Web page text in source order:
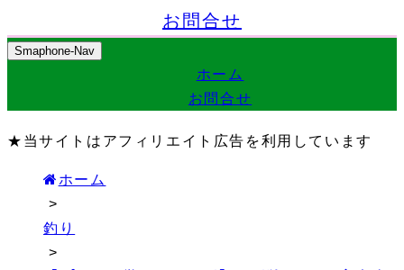
お問合せ
Smaphone-Nav
ホーム
お問合せ
★当サイトはアフィリエイト広告を利用しています
ホーム
>
釣り
>